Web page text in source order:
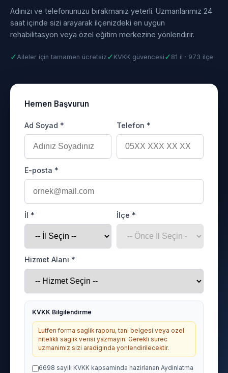
Adınızı ve telefonunuzu bırakmanız yeterli. Uzmanlarımız 24
saat içinde sizi arayarak ilçenizdeki en uygun
rehabilitasyon veya özel eğitim merkezine yönlendirir.
✓ Aileler için tamamen ücretsiz ✓ KVKK güvencesi ✓ 81 il · 973 ilçe
Hemen Başvurun
Ad Soyad * Telefon *
E-posta *
İl * İlçe *
Hizmet Alanı *
KVKK Bilgilendirme
Lutfen forma saglik raporu, tani belgesi veya ozel
nitelikli saglik verisi yazmayin. Gerekli surec
uzmanimiz sizi aradiginda yonlendirilecektir.
6698 sayili KVKK kapsaminda hazirlanan Aydinlatma